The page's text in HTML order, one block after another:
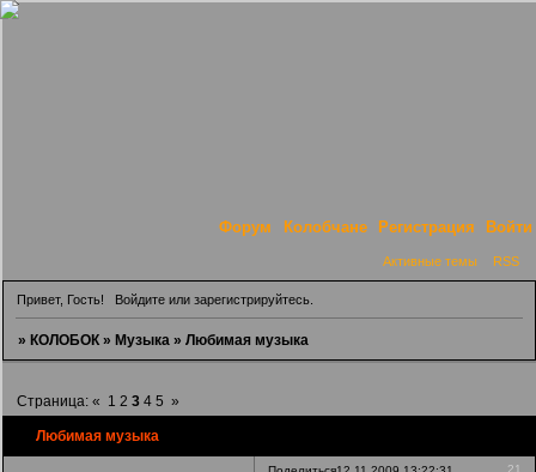
Форум Колобчане Регистрация Войти
Активные темы RSS
Привет, Гость! Войдитеили зарегистрируйтесь.
»КОЛОБОК »Музыка »Любимая музыка
Любимая музыка
Страница:« 1 2 3 4 5 »